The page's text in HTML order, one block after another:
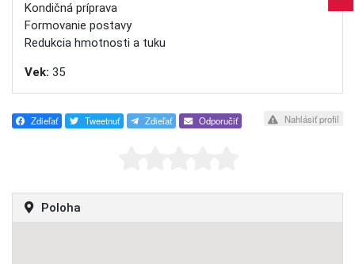
Kondičná príprava
Formovanie postavy
Redukcia hmotnosti a tuku
Vek: 35
Zdieľať Tweetnuť Zdieľať Odporučiť Nahlásiť profil
Poloha